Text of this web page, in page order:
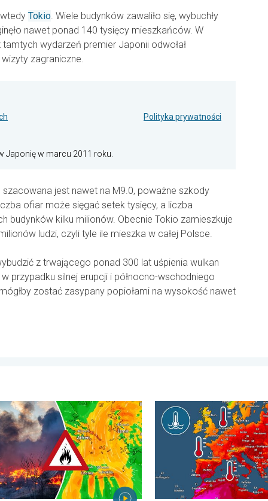
Tokio. Wiele budynków zawaliło się, wybuchły
nawet ponad 140 tysięcy mieszkańców. W
wydarzeń premier Japonii odwołał
zagraniczne.
Polityka prywatności
Japonię w marcu 2011 roku.
jest nawet na M9.0, poważne szkody
ofiar może sięgać setek tysięcy, a liczba
budynków kilku milionów. Obecnie Tokio zamieszkuje
ludzi, czyli tyle ile mieszka w całej Polsce.
z trwającego ponad 300 lat uśpienia wulkan
przypadku silnej erupcji i północno-wschodniego
zostać zasypany popiołami na wysokość nawet
6 sierpnia 2026
szaleją także w Europie Południowo-Wschodniej. Upał i
Europejskie morza są